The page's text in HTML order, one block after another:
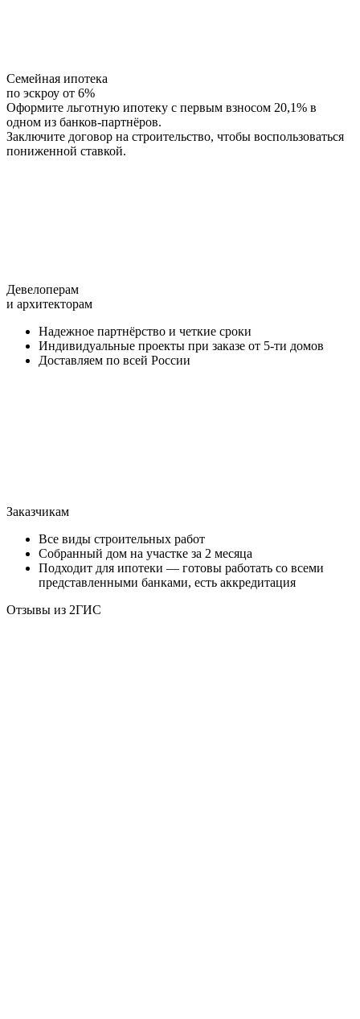
Семейная ипотека
по эскроу от 6%
Оформите льготную ипотеку с первым взносом 20,1% в
одном из банков-партнёров.
Заключите договор на строительство, чтобы воспользоваться
пониженной ставкой.
Девелоперам
и архитекторам
Надежное партнёрство и четкие сроки
Индивидуальные проекты при заказе от 5-ти домов
Доставляем по всей России
Заказчикам
Все виды строительных работ
Собранный дом на участке за 2 месяца
Подходит для ипотеки — готовы работать со всеми
представленными банками, есть аккредитация
Отзывы из 2ГИС